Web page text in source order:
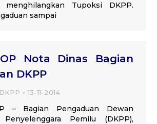
menghilangkan Tupoksi DKPP.
sampai
Nota Dinas Bagian
DKPP
DKPP 13-11-2014
– Bagian Pengaduan Dewan
Penyelenggara Pemilu (DKPP),